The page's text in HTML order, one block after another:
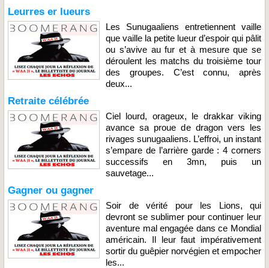
Leurres er lueurs
Les Sunugaaliens entretiennent vaille
que vaille la petite lueur d’espoir qui pâlit
ou s’avive au fur et à mesure que se
déroulent les matchs du troisième tour
des groupes. C’est connu, après
deux...
Retraite célébrée
Ciel lourd, orageux, le drakkar viking
avance sa proue de dragon vers les
rivages sunugaaliens. L’effroi, un instant
s’empare de l’arrière garde : 4 corners
successifs en 3mn, puis un
sauvetage...
Gagner ou gagner
Soir de vérité pour les Lions, qui
devront se sublimer pour continuer leur
aventure mal engagée dans ce Mondial
américain. Il leur faut impérativement
sortir du guêpier norvégien et empocher
les...